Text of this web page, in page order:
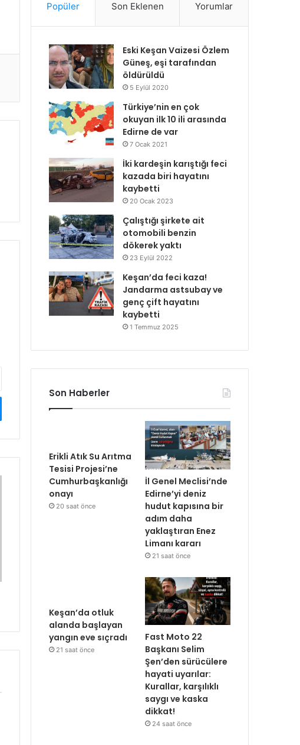
Popüler Son Eklenen Yorumlar
Eski Keşan Vaizesi Özlem
Güneş, eşi tarafından
öldürüldü
5 Eylül 2020
Türkiye’nin en çok
okuyan ilk 10 ili arasında
Edirne de var
7 Ocak 2021
İki kardeşin karıştığı feci
kazada biri hayatını
kaybetti
20 Ocak 2023
Çalıştığı şirkete ait
otomobili benzin
dökerek yaktı
23 Eylül 2022
Keşan’da feci kaza!
Jandarma astsubay ve
genç çift hayatını
kaybetti
1 Temmuz 2025
Son Haberler
Erikli Atık Su Arıtma
Tesisi Projesi’ne
Cumhurbaşkanlığı
onayı
20 saat önce
İl Genel Meclisi’nde
Edirne’yi deniz
hudut kapısına bir
adım daha
yaklaştıran Enez
Limanı kararı
21 saat önce
Keşan’da otluk
alanda başlayan
yangın eve sıçradı
21 saat önce
Fast Moto 22
Başkanı Selim
Şen’den sürücülere
hayati uyarılar:
Kurallar, karşılıklı
saygı ve kaska
dikkat!
24 saat önce